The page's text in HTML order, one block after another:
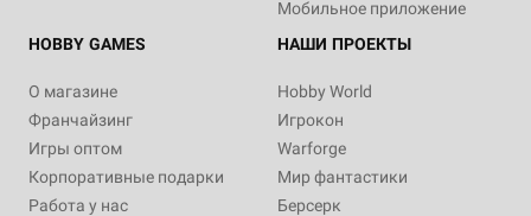
Мобильное приложение
HOBBY GAMES
О магазине
Франчайзинг
Игры оптом
Корпоративные подарки
Работа у нас
НАШИ ПРОЕКТЫ
Hobby World
Игрокон
Warforge
Мир фантастики
Берсерк